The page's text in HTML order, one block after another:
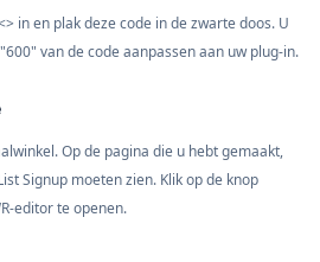
in en plak deze code in de zwarte doos. U
van de code aanpassen aan uw plug-in.
Op de pagina die u hebt gemaakt,
Signup moeten zien. Klik op de knop
editor te openen.